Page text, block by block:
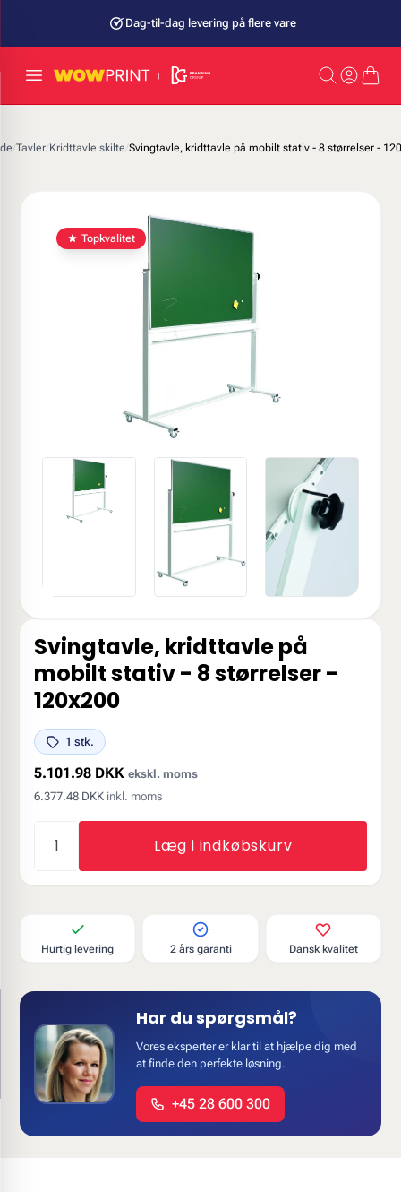
Dag-til-dag levering på flere vare
/Tavler/Kridttavle skilte/Svingtavle, kridttavle på mobilt stativ - 8 størrelser -
Topkvalitet
Svingtavle, kridttavle på
mobilt stativ - 8 størrelser -
120x200
1 stk.
5.101.98 DKK ekskl. moms
6.377.48 DKK inkl. moms
Læg i indkøbskurv
Hurtig levering 2 års garanti Dansk kvalitet
Har du spørgsmål?
Vores eksperter er klar til at hjælpe dig med
at finde den perfekte løsning.
+45 28 600 300